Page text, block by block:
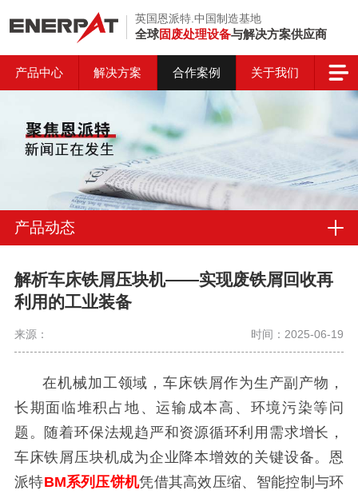
英国恩派特.中国制造基地
全球固废处理设备与解决方案供应商
产品中心 解决方案 合作案例 关于我们
产品动态
解析车床铁屑压块机——实现废铁屑回收再
利用的工业装备
来源： 时间：2025-06-19
在机械加工领域，车床铁屑作为生产副产物，
长期面临堆积占地、运输成本高、环境污染等问
题。随着环保法规趋严和资源循环利用需求增长，
车床铁屑压块机成为企业降本增效的关键设备。恩
派特BM系列压饼机凭借其高效压缩、智能控制与环